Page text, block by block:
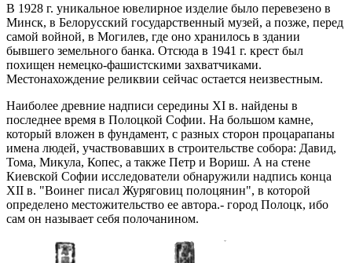
В 1928 г. уникальное ювелирное изделие было перевезено в
Минск, в Белорусский государственный музей, а позже, перед
самой войной, в Могилев, где оно хранилось в здании
бывшего земельного банка. Отсюда в 1941 г. крест был
похищен немецко-фашистскими захватчиками.
Местонахождение реликвии сейчас остается неизвестным.
Наиболее древние надписи середины XI в. найдены в
последнее время в Полоцкой Софии. На большом камне,
который вложен в фундамент, с разных сторон процарапаны
имена людей, участвовавших в строительстве собора: Давид,
Тома, Микула, Копес, а также Петр и Вориш. А на стене
Киевской Софии исследователи обнаружили надпись конца
XII в. "Воинег писал Журяговиц полоцянин", в которой
определено местожительство ее автора.- город Полоцк, ибо
сам он называет себя полочанином.